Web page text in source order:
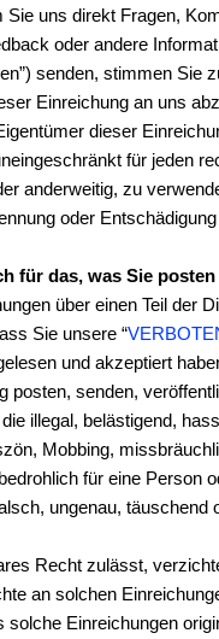
Sie uns direkt Fragen,
oder andere
senden, stimmen Sie
Einreichung an uns
dieser
für jeden
anderweitig, zu
oder
für das, was Sie
über einen Teil der
Sie unsere “
und akzeptiert
posten, senden,
illegal, belästigend,
Mobbing,
für eine Person
ungenau, täuschend
Recht zulässt,
an solchen
solche Einreichungen